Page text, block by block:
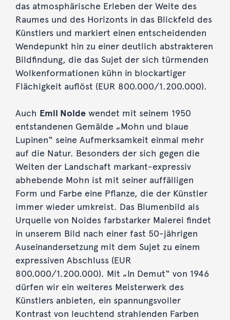
das atmosphärische Erleben der Weite des
Raumes und des Horizonts in das Blickfeld des
Künstlers und markiert einen entscheidenden
Wendepunkt hin zu einer deutlich abstrakteren
Bildfindung, die das Sujet der sich türmenden
Wolkenformationen kühn in blockartiger
Flächigkeit auflöst (EUR 800.000/1.200.000).
Auch Emil Noldewendet mit seinem 1950
entstandenen Gemälde „Mohn und blaue
Lupinen“ seine Aufmerksamkeit einmal mehr
auf die Natur. Besonders der sich gegen die
Weiten der Landschaft markant-expressiv
abhebende Mohn ist mit seiner auffälligen
Form und Farbe eine Pflanze, die der Künstler
immer wieder umkreist. Das Blumenbild als
Urquelle von Noldes farbstarker Malerei findet
in unserem Bild nach einer fast 50-jährigen
Auseinandersetzung mit dem Sujet zu einem
expressiven Abschluss (EUR
800.000/1.200.000). Mit „In Demut“ von 1946
dürfen wir ein weiteres Meisterwerk des
Künstlers anbieten, ein spannungsvoller
Kontrast von leuchtend strahlenden Farben